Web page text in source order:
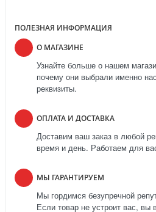
ПОЛЕЗНАЯ ИНФОРМАЦИЯ
О МАГАЗИНЕ
Узнайте больше о нашем
почему они выбрали именно
реквизиты.
ОПЛАТА И ДОСТАВКА
Доставим ваш заказ в любой
время и день. Работаем для
МЫ ГАРАНТИРУЕМ
Мы гордимся безупречной
Если товар не устроит вас, вы